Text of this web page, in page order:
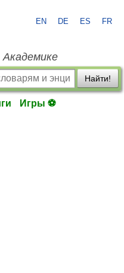
EN DE ES FR
Академике
Найти!
Игры ⚽